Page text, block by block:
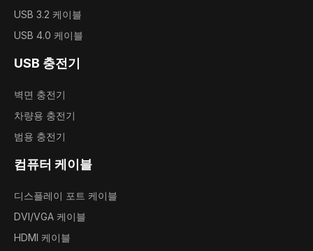
USB 3.2 케이블
USB 4.0 케이블
USB 충전기
벽면 충전기
차량용 충전기
범용 충전기
컴퓨터 케이블
디스플레이 포트 케이블
DVI/VGA 케이블
HDMI 케이블